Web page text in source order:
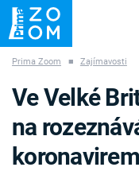
ZÁHADY VETŘELCI
Prima Zoom ■ Zajímavosti
Ve Velké
na
koronavirem